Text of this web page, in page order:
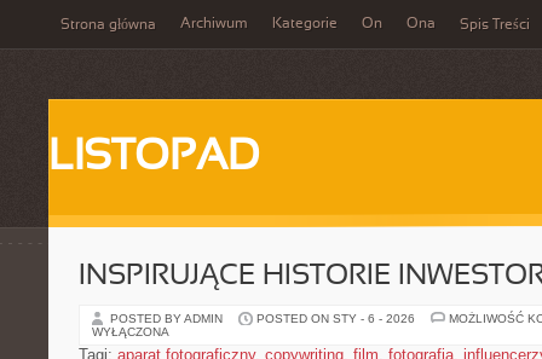
Strona główna Archiwum Kategorie On Ona Spis Treści
LISTOPAD
INSPIRUJĄCE HISTORIE
POSTED BY ADMIN POSTED ON STY - 6 - 2026
MOŻLIWOŚĆ
WYŁĄCZONA
Tagi: aparat fotograficzny, copywriting, film, fotografia,